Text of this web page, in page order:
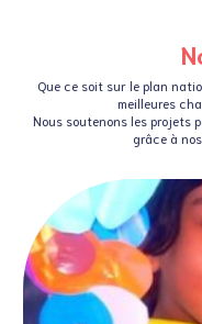
Que ce soit sur le plan
meilleures
Nous soutenons les projets
grâce à